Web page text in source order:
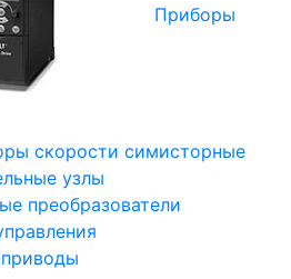
Приборы
скорости симисторные
узлы
преобразователи